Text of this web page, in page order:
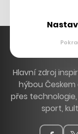
Hlavní zdroj
hýbou
přes
sport,